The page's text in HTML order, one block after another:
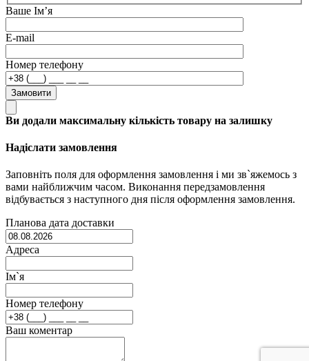
Ваше Ім’я
E-mail
Номер телефону
Замовити
Ви додали максимальну кількість товару на залишку
Надіслати замовлення
Заповніть поля для оформлення замовлення і ми зв`яжемось з
вами найближчим часом. Виконання передзамовлення
відбувається з наступного дня після оформлення замовлення.
Планова дата доставки
Адреса
Ім`я
Номер телефону
Ваш коментар